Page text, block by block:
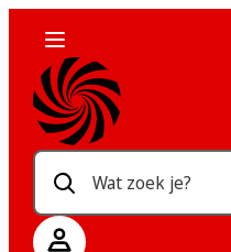
Wat zoek je?